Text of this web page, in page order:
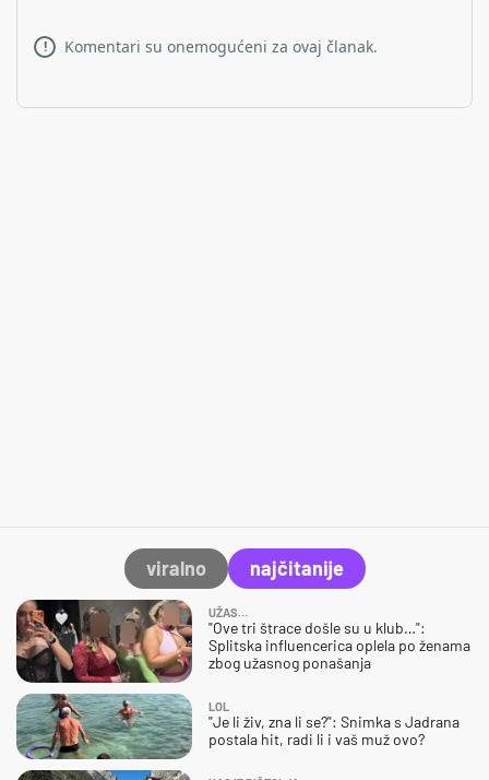
! Komentari su onemogućeni za ovaj članak.
viralno najčitanije
UŽAS…
"Ove tri štrace došle su u klub…":
Splitska influencerica oplela po ženama
zbog užasnog ponašanja
LOL
"Je li živ, zna li se?": Snimka s Jadrana
postala hit, radi li i vaš muž ovo?